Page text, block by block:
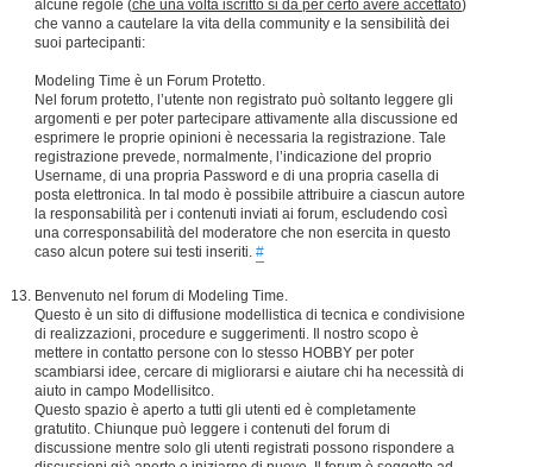
alcune regole (che una volta iscritto si da per certo avere accettato)
che vanno a cautelare la vita della community e la sensibilità dei
suoi partecipanti:
Modeling Time è un Forum Protetto.
Nel forum protetto, l’utente non registrato può soltanto leggere gli
argomenti e per poter partecipare attivamente alla discussione ed
esprimere le proprie opinioni è necessaria la registrazione. Tale
registrazione prevede, normalmente, l’indicazione del proprio
Username, di una propria Password e di una propria casella di
posta elettronica. In tal modo è possibile attribuire a ciascun autore
la responsabilità per i contenuti inviati ai forum, escludendo così
una corresponsabilità del moderatore che non esercita in questo
caso alcun potere sui testi inseriti. #
Benvenuto nel forum di Modeling Time.
Questo è un sito di diffusione modellistica di tecnica e condivisione
di realizzazioni, procedure e suggerimenti. Il nostro scopo è
mettere in contatto persone con lo stesso HOBBY per poter
scambiarsi idee, cercare di migliorarsi e aiutare chi ha necessità di
aiuto in campo Modellisitco.
Questo spazio è aperto a tutti gli utenti ed è completamente
gratutito. Chiunque può leggere i contenuti del forum di
discussione mentre solo gli utenti registrati possono rispondere a